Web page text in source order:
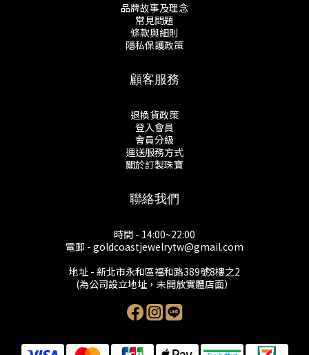
品牌故事及理念
常見問題
條款與細則
隱私保護政策
顧客服務
退換貨政策
登入會員
會員分級
運送服務方式
關於訂製珠寶
聯絡我們
時間 - 14:00~22:00
電郵 - goldcoastjewelrytw@gmail.com
地址 - 新北市永和區福和路389號8樓之2
(為公司設立地址，未開放實體店面）